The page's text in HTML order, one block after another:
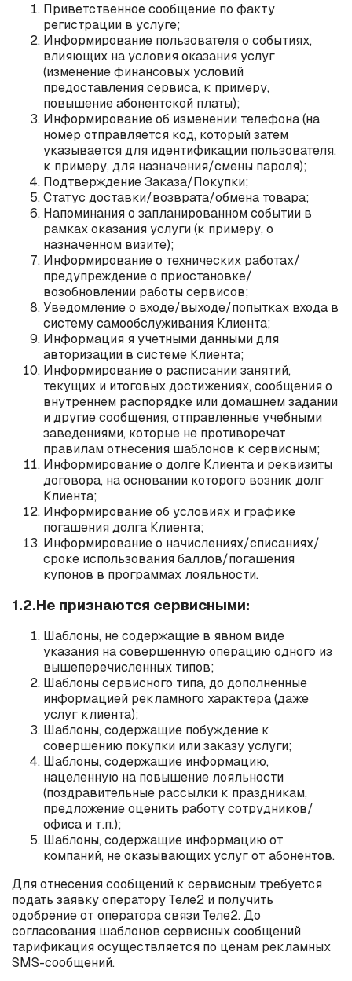
Приветственное сообщение по факту
регистрации в услуге;
Информирование пользователя о событиях,
влияющих на условия оказания услуг
(изменение финансовых условий
предоставления сервиса, к примеру,
повышение абонентской платы);
Информирование об изменении телефона (на
номер отправляется код, который затем
указывается для идентификации пользователя,
к примеру, для назначения/смены пароля);
Подтверждение Заказа/Покупки;
Статус доставки/возврата/обмена товара;
Напоминания о запланированном событии в
рамках оказания услуги (к примеру, о
назначенном визите);
Информирование о технических работах/
предупреждение о приостановке/
возобновлении работы сервисов;
Уведомление о входе/выходе/попытках входа в
систему самообслуживания Клиента;
Информация я учетными данными для
авторизации в системе Клиента;
Информирование о расписании занятий,
текущих и итоговых достижениях, сообщения о
внутреннем распорядке или домашнем задании
и другие сообщения, отправленные учебными
заведениями, которые не противоречат
правилам отнесения шаблонов к сервисным;
Информирование о долге Клиента и реквизиты
договора, на основании которого возник долг
Клиента;
Информирование об условиях и графике
погашения долга Клиента;
Информирование о начислениях/списаниях/
сроке использования баллов/погашения
купонов в программах лояльности.
1.2.Не признаются сервисными:
Шаблоны, не содержащие в явном виде
указания на совершенную операцию одного из
вышеперечисленных типов;
Шаблоны сервисного типа, до дополненные
информацией рекламного характера (даже
услуг клиента);
Шаблоны, содержащие побуждение к
совершению покупки или заказу услуги;
Шаблоны, содержащие информацию,
нацеленную на повышение лояльности
(поздравительные рассылки к праздникам,
предложение оценить работу сотрудников/
офиса и т.п.);
Шаблоны, содержащие информацию от
компаний, не оказывающих услуг от абонентов.
Для отнесения сообщений к сервисным требуется
подать заявку оператору Теле2 и получить
одобрение от оператора связи Теле2. До
согласования шаблонов сервисных сообщений
тарификация осуществляется по ценам рекламных
SMS-сообщений.